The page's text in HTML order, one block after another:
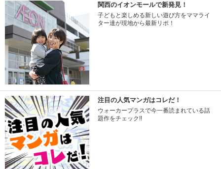
関西のイオンモールで新発見！
子どもと楽しめる新しい遊び方をママライ
ター達が現地から最新リポ！
注目の人気マンガはコレだ！
ウォーカープラスで今一番読まれている話
題作をチェック!!